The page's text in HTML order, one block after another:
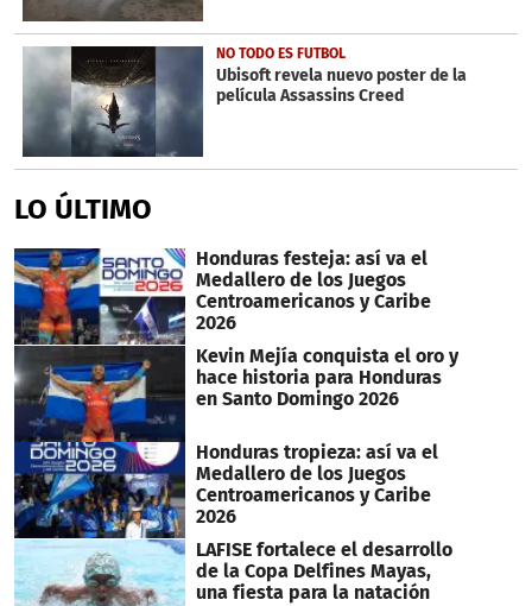
NO TODO ES FUTBOL
Ubisoft revela nuevo poster de la
película Assassins Creed
LO ÚLTIMO
Honduras festeja: así va el
Medallero de los Juegos
Centroamericanos y Caribe
2026
Kevin Mejía conquista el oro y
hace historia para Honduras
en Santo Domingo 2026
Honduras tropieza: así va el
Medallero de los Juegos
Centroamericanos y Caribe
2026
LAFISE fortalece el desarrollo
de la Copa Delfines Mayas,
una fiesta para la natación